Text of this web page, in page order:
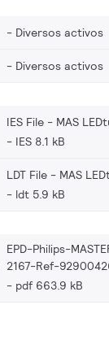
Diversos activos
Diversos activos
IES File - MAS
IES 8.1 kB
LDT File - MAS
ldt 5.9 kB
EPD-Philips-
2167-Ref-
pdf 663.9 kB